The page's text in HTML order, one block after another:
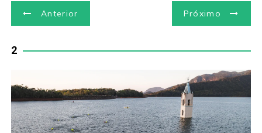
N
e
g
Anterior Próximo
2